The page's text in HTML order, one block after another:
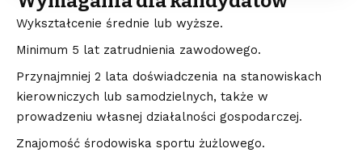
Wykształcenie średnie lub wyższe.
Minimum 5 lat zatrudnienia zawodowego.
Przynajmniej 2 lata doświadczenia na stanowiskach
kierowniczych lub samodzielnych, także w
prowadzeniu własnej działalności gospodarczej.
Znajomość środowiska sportu żużlowego.